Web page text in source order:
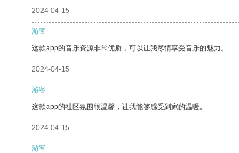
2024-04-15
游客
这款app的音乐资源非常优质，可以让我尽情享受音乐的魅力。
2024-04-15
游客
这款app的社区氛围很温馨，让我能够感受到家的温暖。
2024-04-15
游客